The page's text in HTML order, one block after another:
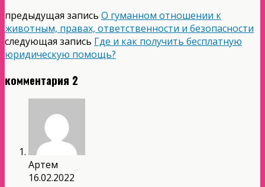
предыдущая запись О гуманном отношении к
животным, правах, ответственности и безопасности
следующая запись Где и как получить бесплатную
юридическую помощь?
комментария 2
Артем
16.02.2022